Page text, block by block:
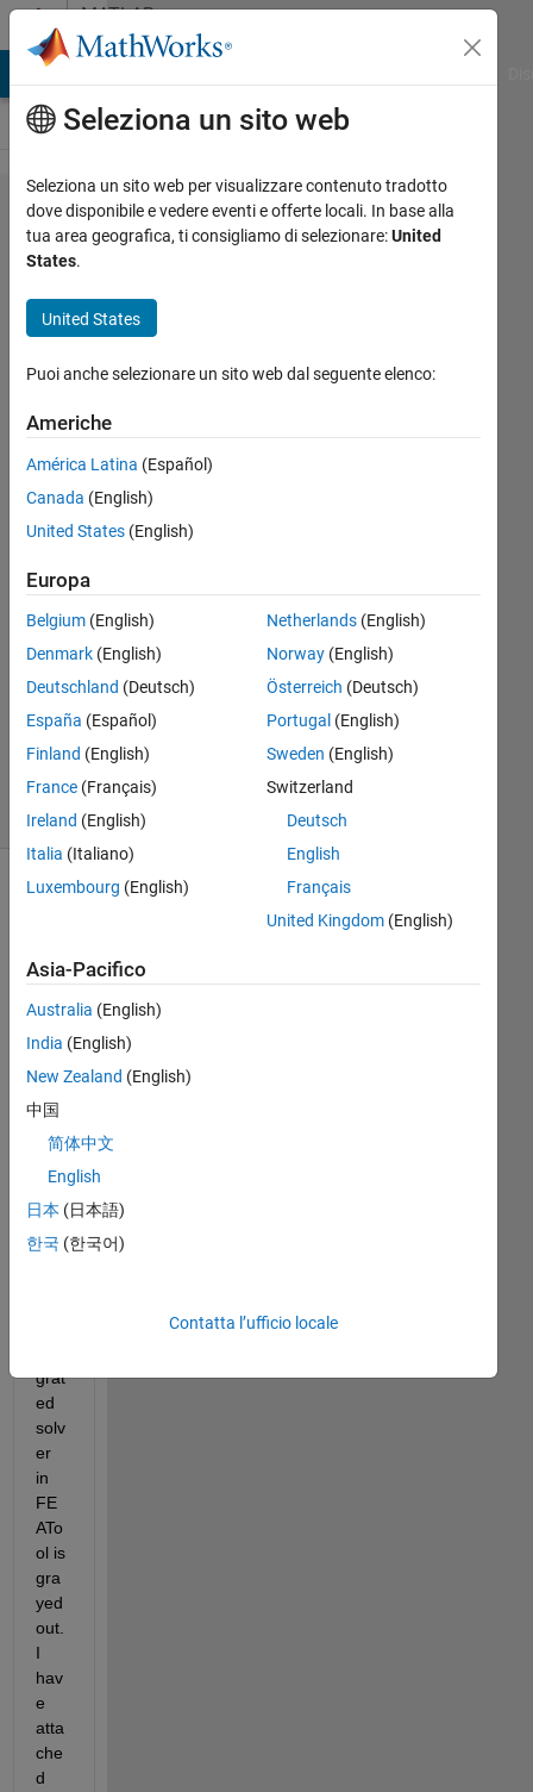
Vai al contenutoMATLAB
Answers
How do I
connect
Ted
1 Nov
2021
1
accettata
Aggiornato
5 Nov
2021
8
Visualizzazioni
(30 giorni)
The
butt
on
Op
grat
ed
solv
er
in
FE
ATo
ol is
gra
yed
out.
I
hav
e
atta
che
d
Seleziona un sito web
Seleziona un sito web per visualizzare contenuto tradotto
dove disponibile e vedere eventi e offerte locali. In base alla
tua area geografica, ti consigliamo di selezionare:United
States.
United States
Puoi anche selezionare un sito web dal seguente elenco:
Americhe
América Latina (Español)
Canada (English)
United States (English)
Europa
Belgium (English)
Denmark (English)
Deutschland (Deutsch)
España (Español)
Finland (English)
France (Français)
Ireland (English)
Italia (Italiano)
Luxembourg (English)
Netherlands(English)
Norway(English)
Österreich (Deutsch)
Portugal (English)
Sweden (English)
Switzerland
Deutsch
English
Français
United Kingdom(English)
Asia-Pacifico
Australia (English)
India (English)
New Zealand (English)
中国
简体中文
English
日本 (日本語)
한국 (한국어)
Contatta l’ufficio locale